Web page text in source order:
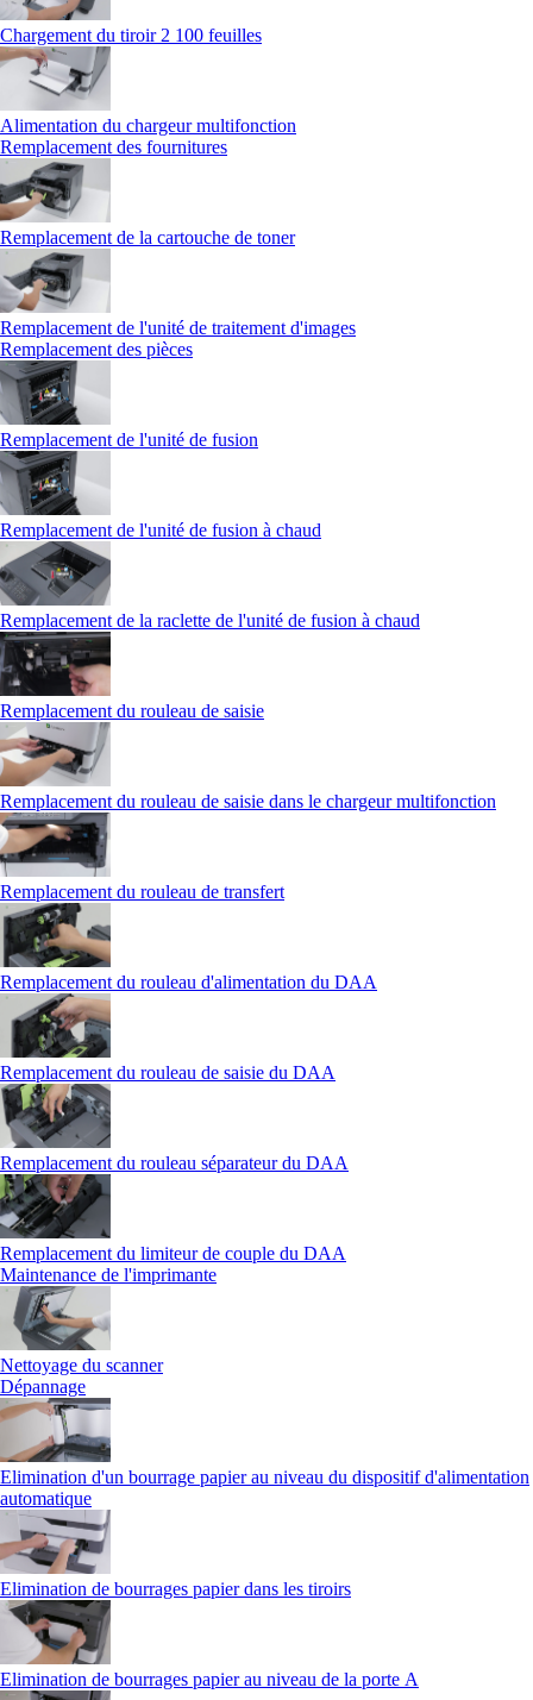
Chargement du tiroir 2 100 feuilles
Alimentation du chargeur multifonction
Remplacement des fournitures
Remplacement de la cartouche de toner
Remplacement de l'unité de traitement d'images
Remplacement des pièces
Remplacement de l'unité de fusion
Remplacement de l'unité de fusion à chaud
Remplacement de la raclette de l'unité de fusion à chaud
Remplacement du rouleau de saisie
Remplacement du rouleau de saisie dans le chargeur multifonction
Remplacement du rouleau de transfert
Remplacement du rouleau d'alimentation du DAA
Remplacement du rouleau de saisie du DAA
Remplacement du rouleau séparateur du DAA
Remplacement du limiteur de couple du DAA
Maintenance de l'imprimante
Nettoyage du scanner
Dépannage
Elimination d'un bourrage papier au niveau du dispositif d'alimentation
automatique
Elimination de bourrages papier dans les tiroirs
Elimination de bourrages papier au niveau de la porte A